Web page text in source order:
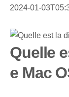
2024-01-
Quelle
e Mac